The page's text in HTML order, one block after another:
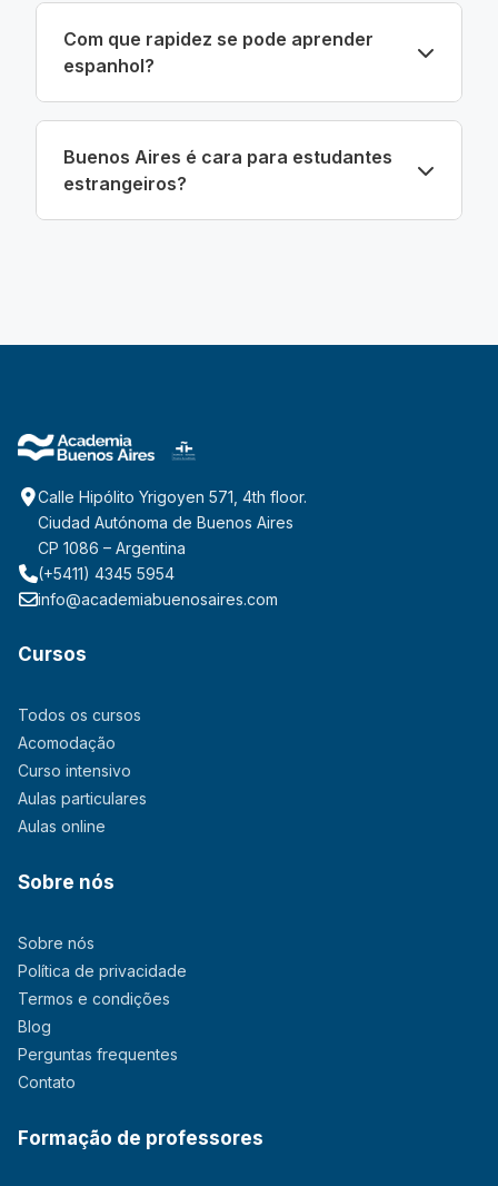
Com que rapidez se pode aprender
espanhol?
Buenos Aires é cara para estudantes
estrangeiros?
Calle Hipólito Yrigoyen 571, 4th floor.
Ciudad Autónoma de Buenos Aires
CP 1086 – Argentina
(+5411) 4345 5954
info@academiabuenosaires.com
Cursos
Todos os cursos
Acomodação
Curso intensivo
Aulas particulares
Aulas online
Sobre nós
Sobre nós
Política de privacidade
Termos e condições
Blog
Perguntas frequentes
Contato
Formação de professores